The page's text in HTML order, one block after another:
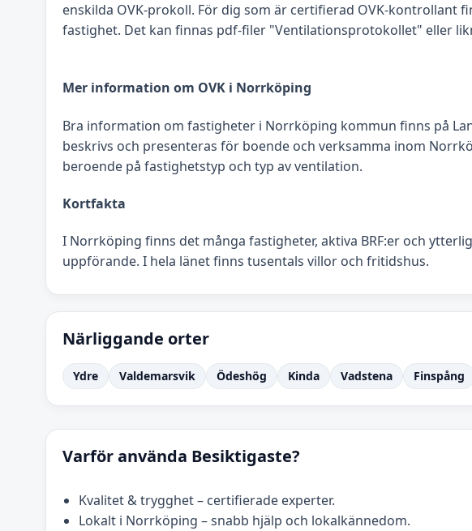
enskilda OVK-prokoll. För dig som är certifierad OVK-
fastighet. Det kan finnas pdf-filer "Ventilationsprotokollet" eller
Mer information om OVK i Norrköping
Bra information om fastigheter i Norrköping kommun finns på
beskrivs och presenteras för boende och verksamma inom
beroende på fastighetstyp och typ av ventilation.
Kortfakta
I Norrköping finns det många fastigheter, aktiva BRF:er och
uppförande. I hela länet finns tusentals villor och fritidshus.
Närliggande orter
Ydre Valdemarsvik Ödeshög Kinda Vadstena Finspång
Varför använda Besiktigaste?
Kvalitet & trygghet – certifierade experter.
Lokalt i Norrköping – snabb hjälp och lokalkännedom.